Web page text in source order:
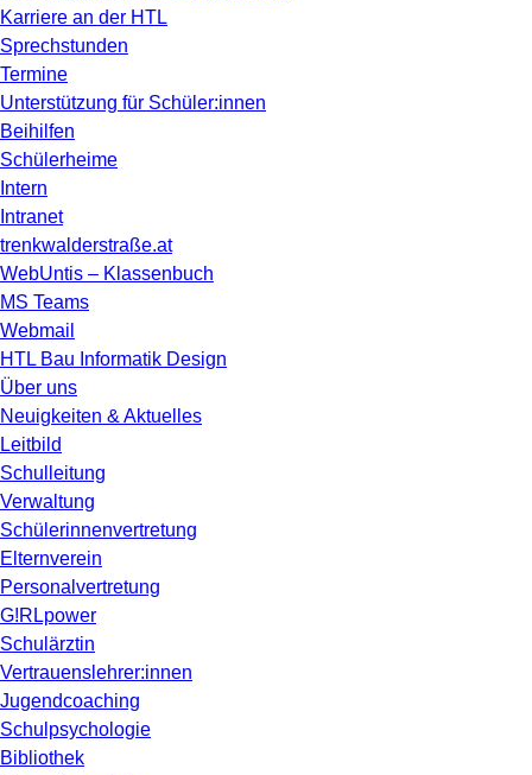
Karriere an der HTL
Sprechstunden
Termine
Unterstützung für Schüler:innen
Beihilfen
Schülerheime
Intern
Intranet
trenkwalderstraße.at
WebUntis – Klassenbuch
MS Teams
Webmail
HTL Bau Informatik Design
Über uns
Neuigkeiten & Aktuelles
Leitbild
Schulleitung
Verwaltung
Schülerinnenvertretung
Elternverein
Personalvertretung
G!RLpower
Schulärztin
Vertrauenslehrer:innen
Jugendcoaching
Schulpsychologie
Bibliothek